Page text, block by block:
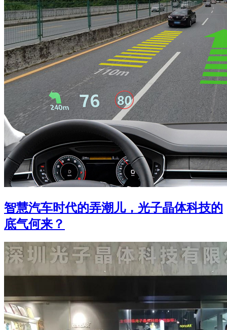
智慧汽车时代的弄潮儿，光子晶体科技的
底气何来？